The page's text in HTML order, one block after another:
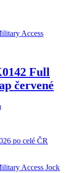
Full
červené
po celé ČR